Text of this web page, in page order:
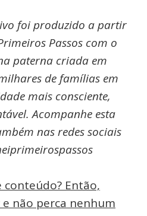
foi produzido a partir
Passos com o
paterna criada em
de famílias em
mais consciente,
Acompanhe esta
nas redes sociais
Então,
não perca nenhum